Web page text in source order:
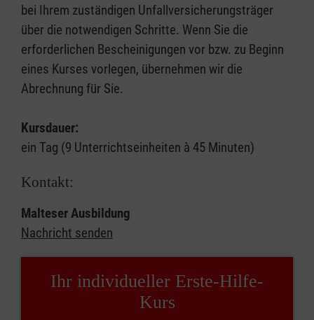
bei Ihrem zuständigen Unfallversicherungsträger
über die notwendigen Schritte. Wenn Sie die
erforderlichen Bescheinigungen vor bzw. zu Beginn
eines Kurses vorlegen, übernehmen wir die
Abrechnung für Sie.
Kursdauer:
ein Tag (9 Unterrichtseinheiten à 45 Minuten)
Kontakt:
Malteser Ausbildung
Nachricht senden
Ihr individueller Erste-Hilfe-
Kurs